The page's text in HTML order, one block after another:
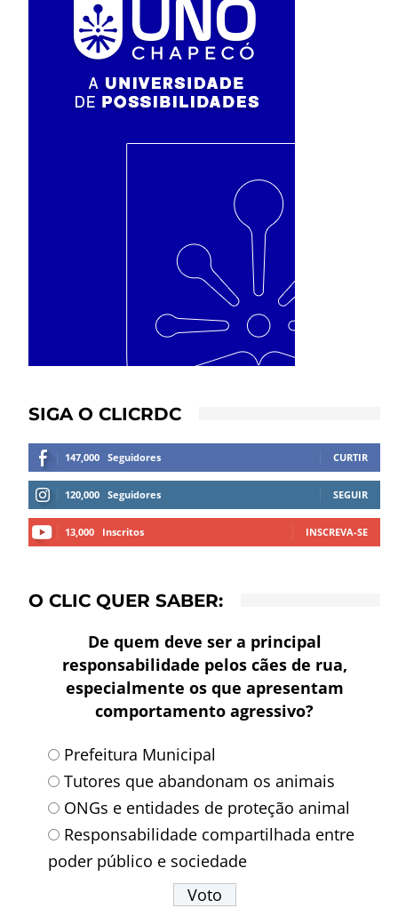
SIGA O CLICRDC
147,000 Seguidores CURTIR
120,000 Seguidores SEGUIR
13,000 Inscritos INSCREVA-SE
O CLIC QUER SABER:
De quem deve ser a principal
responsabilidade pelos cães de rua,
especialmente os que apresentam
comportamento agressivo?
Prefeitura Municipal
Tutores que abandonam os animais
ONGs e entidades de proteção animal
Responsabilidade compartilhada entre
poder público e sociedade